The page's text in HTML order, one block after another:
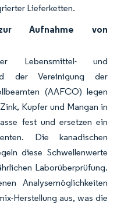
Lieferketten.
Aufnahme von
Lebensmittel- und
der Vereinigung der
(AAFCO) legen
Kupfer und Mangan in
fest und ersetzen ein
Die kanadischen
diese Schwellenwerte
Laborüberprüfung.
Analysemöglichkeiten
Herstellung aus, was die